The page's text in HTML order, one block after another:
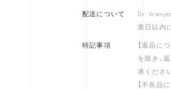
配送について
Dr.
業日以内
特記事項
【返品に
を除き、
承くださ
【不良品